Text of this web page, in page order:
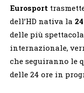
Eurosport
dell’HD nativa la 24
delle più
internazionale,
che seguiranno le
delle 24 ore in